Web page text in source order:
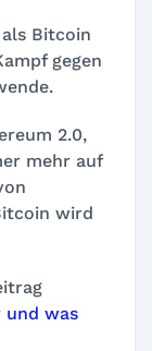
Bitcoin
gegen
2.0,
mehr auf
wird
und was